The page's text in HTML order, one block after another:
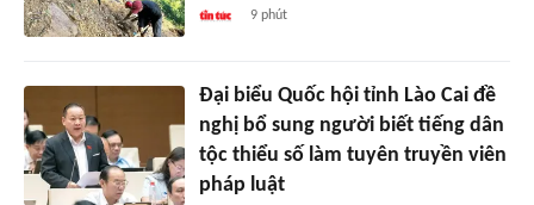
9 phút
Đại biểu Quốc hội tỉnh Lào Cai đề
nghị bổ sung người biết tiếng dân
tộc thiểu số làm tuyên truyền viên
pháp luật